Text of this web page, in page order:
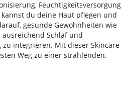
Feuchtigkeitsversorgung
du deine Haut pflegen und
gesunde Gewohnheiten wie
Schlaf und
integrieren. Mit dieser Skincare
Weg zu einer strahlenden,